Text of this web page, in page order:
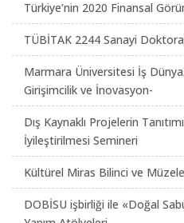
Türkiye’nin 2020 Finansal
TÜBİTAK 2244 Sanayi
Marmara Üniversitesi İş
Girişimcilik ve İnovasyon-
Dış Kaynaklı Projelerin
İyileştirilmesi Semineri
Kültürel Miras Bilinci ve
DOBİSU işbirliği ile «Doğal